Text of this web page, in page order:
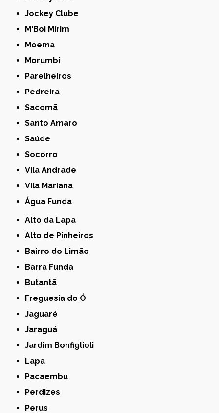
Jockey Clube
M'Boi Mirim
Moema
Morumbi
Parelheiros
Pedreira
Sacomã
Santo Amaro
Saúde
Socorro
Vila Andrade
Vila Mariana
Água Funda
Alto da Lapa
Alto de Pinheiros
Bairro do Limão
Barra Funda
Butantã
Freguesia do Ó
Jaguaré
Jaraguá
Jardim Bonfiglioli
Lapa
Pacaembu
Perdizes
Perus